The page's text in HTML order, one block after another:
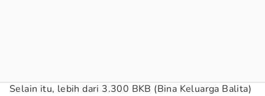
Selain itu, lebih dari 3.300 BKB (Bina Keluarga Balita)